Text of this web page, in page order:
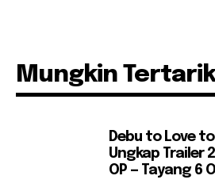
Mungkin Tertarik
Debu to Love
Ungkap Trailer
OP — Tayang 6